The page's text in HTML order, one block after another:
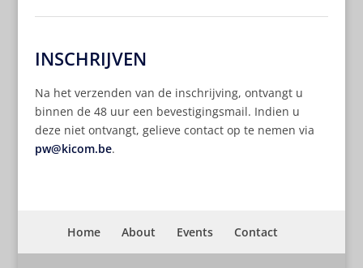
INSCHRIJVEN
Na het verzenden van de inschrijving, ontvangt u
binnen de 48 uur een bevestigingsmail. Indien u
deze niet ontvangt, gelieve contact op te nemen via
pw@kicom.be.
Home About Events Contact